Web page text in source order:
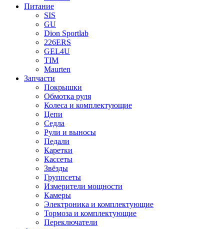
Питание
SIS
GU
Dion Sportlab
226ERS
GEL4U
TIM
Maurten
Запчасти
Покрышки
Обмотка руля
Колеса и комплектующие
Цепи
Седла
Рули и выносы
Педали
Каретки
Кассеты
Звёзды
Группсеты
Измерители мощности
Камеры
Электроника и комплектующие
Тормоза и комплектующие
Переключатели